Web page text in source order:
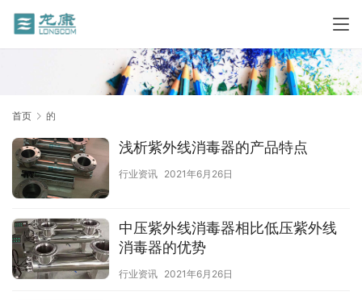
首页 的
浅析紫外线消毒器的产品特点
行业资讯 2021年6月26日
中压紫外线消毒器相比低压紫外线
消毒器的优势
行业资讯 2021年6月26日